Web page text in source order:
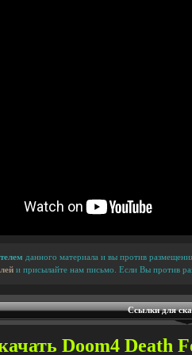
данного материала и вы против
и присылайте нам письмо. Если Вы против
Ссылки для
Doom4 Death